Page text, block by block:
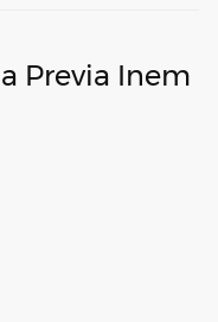
Previa Inem